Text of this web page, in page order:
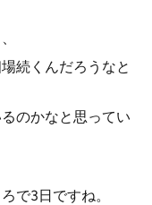
続くんだろうなと
のかなと思ってい
で3日ですね。